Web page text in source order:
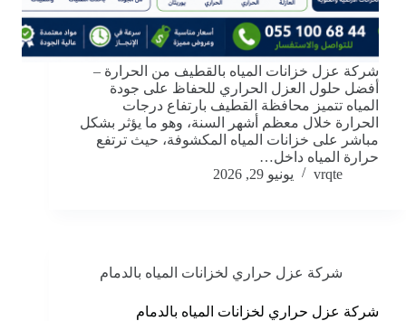
شركة عزل خزانات المياه بالقطيف من الحرارة –
أفضل حلول العزل الحراري للحفاظ على جودة
المياه تتميز محافظة القطيف بارتفاع درجات
الحرارة خلال معظم أشهر السنة، وهو ما يؤثر بشكل
مباشر على خزانات المياه المكشوفة، حيث ترتفع
حرارة المياه داخل…
vrqte
يونيو 29, 2026
شركة عزل حراري لخزانات المياه بالدمام
شركة عزل حراري لخزانات المياه بالدمام